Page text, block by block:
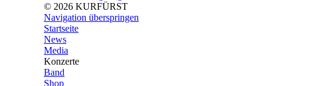
© 2026 KURFÜRST
Navigation überspringen
Startseite
News
Media
Konzerte
Band
Shop